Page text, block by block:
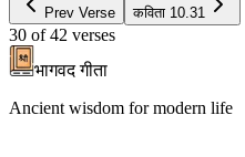
Prev Verse कविता 10.31
30 of 42 verses
भागवद गीता
Ancient wisdom for modern life